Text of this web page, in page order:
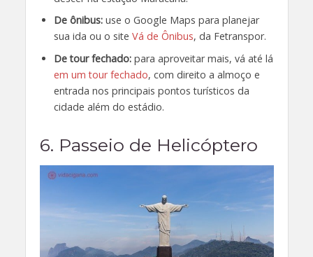
De ônibus: use o Google Maps para planejar
sua ida ou o site Vá de Ônibus, da Fetranspor.
De tour fechado: para aproveitar mais, vá até lá
em um tour fechado, com direito a almoço e
entrada nos principais pontos turísticos da
cidade além do estádio.
6. Passeio de Helicóptero